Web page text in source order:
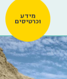
מידע
וכרטיסים